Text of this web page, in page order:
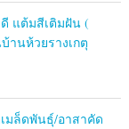
แต้มสีเติมฝัน (
านห้วยรางเกตุ
มล็ดพันธุ์/อาสาคัด